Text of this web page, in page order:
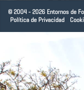
© 2004 - 2026 Entornos de
Política de Privacidad